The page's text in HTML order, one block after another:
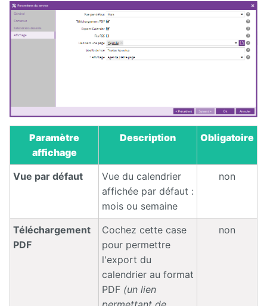
Paramètre
affichage
Description Obligatoire
Vue par défaut
Vue du calendrier
affichée par défaut :
mois ou semaine
non
Téléchargement
PDF
Cochez cette case
pour permettre
l'export du
calendrier au format
PDF (un lien
non